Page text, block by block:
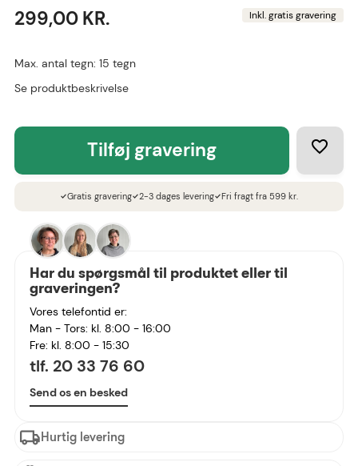
299,00 KR. Inkl. gratis gravering
Max. antal tegn: 15 tegn
Se produktbeskrivelse
tilføj gravering
checkGratis graveringcheck2-3 dages leveringcheckFri fragt fra 599 kr.
Har du spørgsmål til produktet eller til
graveringen?
Vores telefontid er:
Man - Tors: kl. 8:00 - 16:00
Fre: kl. 8:00 - 15:30
tlf. 20 33 76 60
Send os en besked
Hurtig levering